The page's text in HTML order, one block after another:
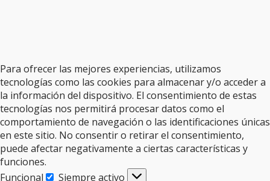
Para ofrecer las mejores experiencias, utilizamos
tecnologías como las cookies para almacenar y/o acceder a
la información del dispositivo. El consentimiento de estas
tecnologías nos permitirá procesar datos como el
comportamiento de navegación o las identificaciones únicas
en este sitio. No consentir o retirar el consentimiento,
puede afectar negativamente a ciertas características y
funciones.
Funcional
Siempre activo